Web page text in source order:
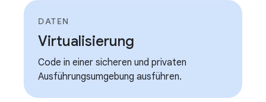
DATEN
Virtualisierung
Code in einer sicheren und privaten
Ausführungsumgebung ausführen.